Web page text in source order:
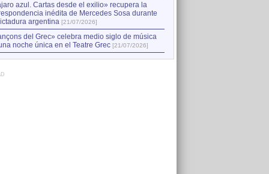
azul. Cartas desde el exilio» recupera la
inédita de Mercedes Sosa durante
argentina [21/07/2026]
del Grec» celebra medio siglo de música
noche única en el Teatre Grec [21/07/2026]